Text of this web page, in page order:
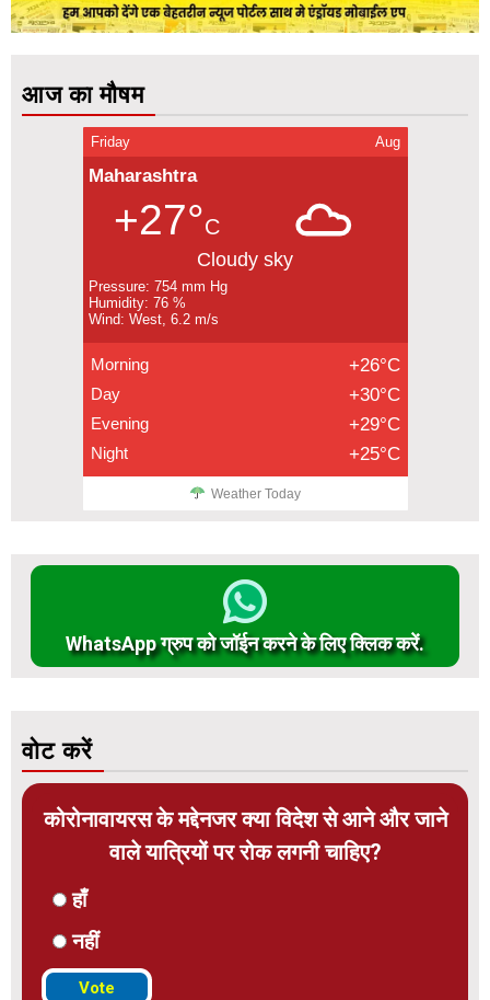
आज का मौषम
Friday Aug
Maharashtra
+27°C
Cloudy sky
Pressure: 754 mm Hg
Humidity: 76 %
Wind: West, 6.2 m/s
Morning +26°C
Day +30°C
Evening +29°C
Night +25°C
Weather Today
WhatsApp ग्रुप को जॉईन करने के लिए क्लिक करें.
वोट करें
कोरोनावायरस के मद्देनजर क्या विदेश से आने और जाने
वाले यात्रियों पर रोक लगनी चाहिए?
हाँ
नहीं